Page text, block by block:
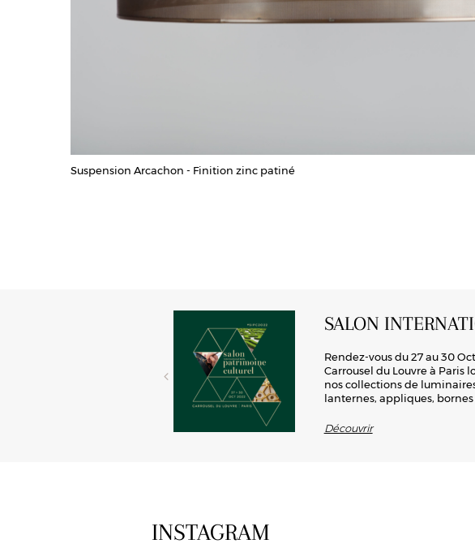
Suspension Arcachon - Finition zinc patiné
de luminaires, cette
SALON
Rendez-vous du 27 au 30
Carrousel du Louvre à Paris
nos collections de
lanternes, appliques,
Découvrir
INSTAGRAM